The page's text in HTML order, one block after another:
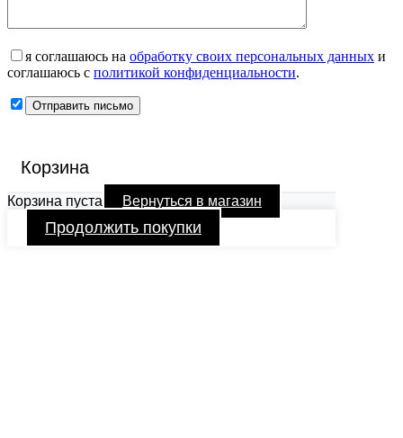
я соглашаюсь на обработку своих персональных данных и
соглашаюсь с политикой конфиденциальности.
Корзина
Корзина пуста Вернуться в магазин
Продолжить покупки